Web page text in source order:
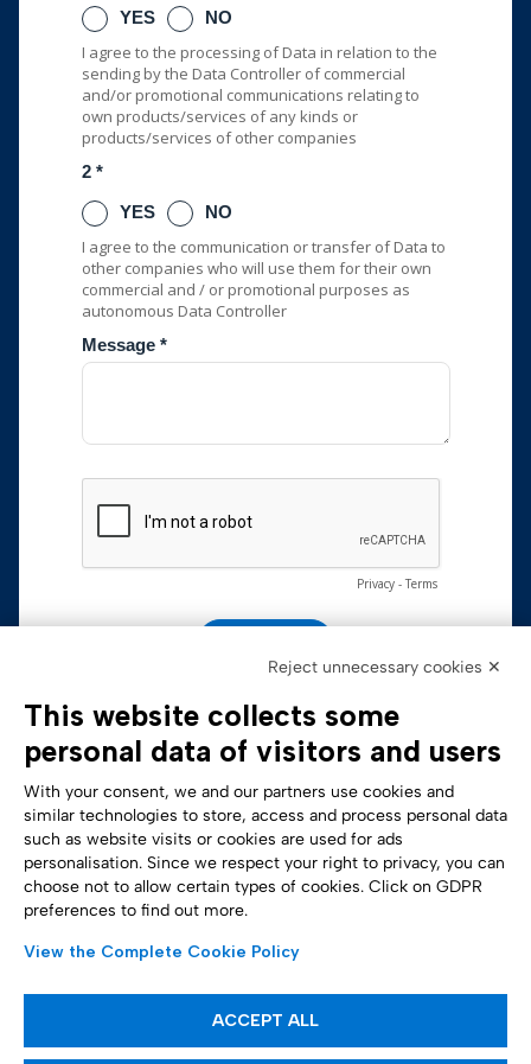
Accessibility Statement
Reject unnecessary cookies ✕
This website collects some
personal data of visitors and users
With your consent, we and our partners use cookies and
similar technologies to store, access and process personal data
such as website visits or cookies are used for ads
personalisation. Since we respect your right to privacy, you can
choose not to allow certain types of cookies. Click on GDPR
preferences to find out more.
View the Complete Cookie Policy
ACCEPT ALL